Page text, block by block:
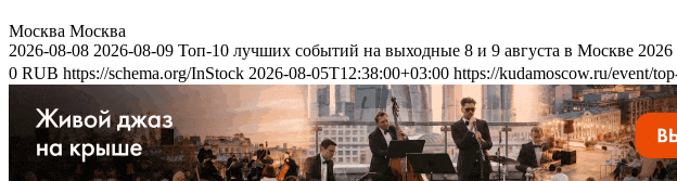
Москва Москва
2026-08-08 2026-08-09 Топ-10 лучших событий на выходные 8 и 9 августа в Москве 2026
0 RUB https://schema.org/InStock 2026-08-05T12:38:00+03:00 https://kudamoscow.ru/event/